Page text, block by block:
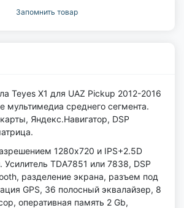
Запомнить товар
Teyes X1 для UAZ Pickup 2012-2016
мультимедиа среднего сегмента.
Яндекс.Навигатор, DSP
1280x720 и IPS+2.5D
Усилитель TDA7851 или 7838, DSP
разделение экрана, разъем под
GPS, 36 полосный эквалайзер, 8
оперативная память 2 Gb,